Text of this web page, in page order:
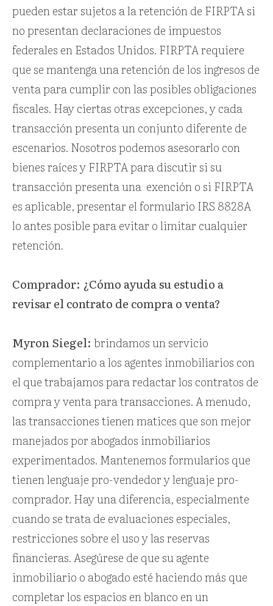
pueden estar sujetos a la retención de FIRPTA si
no presentan declaraciones de impuestos
federales en Estados Unidos. FIRPTA requiere
que se mantenga una retención de los ingresos de
venta para cumplir con las posibles obligaciones
fiscales. Hay ciertas otras excepciones, y cada
transacción presenta un conjunto diferente de
escenarios. Nosotros podemos asesorarlo con
bienes raíces y FIRPTA para discutir si su
transacción presenta una exención o si FIRPTA
es aplicable, presentar el formulario IRS 8828A
lo antes posible para evitar o limitar cualquier
retención.
Comprador: ¿Cómo ayuda su estudio a
revisar el contrato de compra o venta?
Myron Siegel: brindamos un servicio
complementario a los agentes inmobiliarios con
el que trabajamos para redactar los contratos de
compra y venta para transacciones. A menudo,
las transacciones tienen matices que son mejor
manejados por abogados inmobiliarios
experimentados. Mantenemos formularios que
tienen lenguaje pro-vendedor y lenguaje pro-
comprador. Hay una diferencia, especialmente
cuando se trata de evaluaciones especiales,
restricciones sobre el uso y las reservas
financieras. Asegúrese de que su agente
inmobiliario o abogado esté haciendo más que
completar los espacios en blanco en un